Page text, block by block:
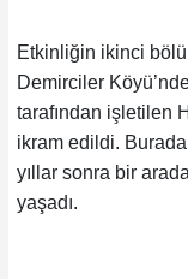
Etkinliğin ikinci
Demirciler
tarafından işletilen
ikram edildi.
yıllar sonra bir
yaşadı.